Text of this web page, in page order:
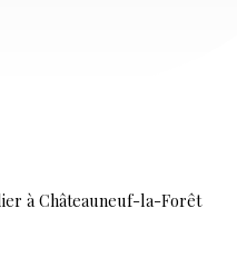
à Châteauneuf-la-Forêt